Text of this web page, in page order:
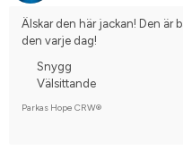
Älskar den här jackan! Den är
den varje dag!
Snygg
Välsittande
Parkas Hope CRW®